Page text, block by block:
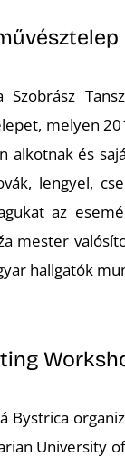
Szobrász
melyen
alkotnak és
lengyel,
az
mester
hallgatók
Bystrica
University